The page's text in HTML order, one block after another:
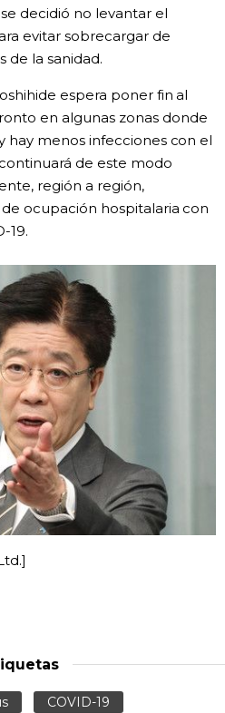
decidió no levantar el
evitar sobrecargar de
de la sanidad.
espera poner fin al
en algunas zonas donde
hay menos infecciones con el
de este modo
región a región,
ocupación hospitalaria con
19.
COVID-19